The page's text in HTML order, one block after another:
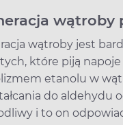
wątroby
wątroby jest
które piją
etanolu w
do aldehydu
i to on